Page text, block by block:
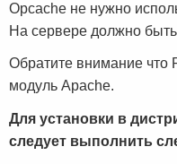
Opcache не нужно
На сервере должно
Обратите внимание что
модуль Apache.
Для установки в
следует выполнить